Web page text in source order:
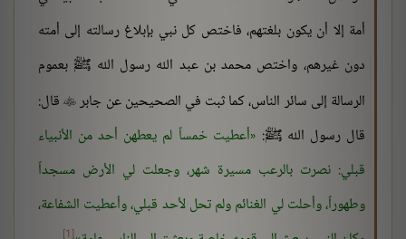
أمة إلا أن يكون بلغتهم، فاختص كل نبي بإبلاغ رسالته إلى أمته
دون غيرهم، واختص محمد بن عبد الله رسول الله ﷺ بعموم
الرسالة إلى سائر الناس، كما ثبت في الصحيحين عن جابر قال:
قال رسول الله ﷺ: أعطيت خمساً لم يعطهن أحد من الأنبياء
قبلي: نصرت بالرعب مسيرة شهر، وجعلت لي الأرض مسجداً
وطهوراً، وأحلت لي الغنائم ولم تحل لأحد قبلي، وأعطيت الشفاعة،